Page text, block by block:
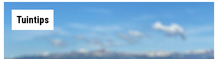
Tuintips